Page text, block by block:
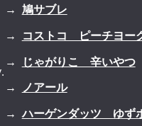
鳩サブレ
コストコ ピーチヨー
じゃがりこ 辛いやつ
ノアール
ハーゲンダッツ ゆず